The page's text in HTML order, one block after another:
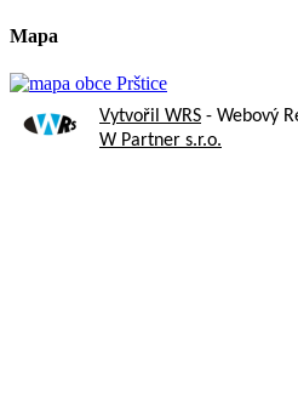
Mapa
Vytvořil WRS - Webový
W Partner s.r.o.